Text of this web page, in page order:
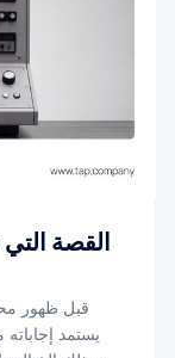
القصة
قبل ظهور
يستمد